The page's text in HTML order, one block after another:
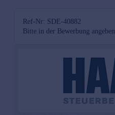
Ref-Nr: SDE-40882
Bitte in der Bewerbung angeben